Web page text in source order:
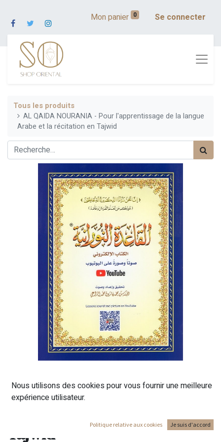
Mon panier 0 Se connecter
Tous les produits
AL QAIDA NOURANIA - Pour l'apprentissage de la langue
Arabe et la récitation en Tajwid
AL QAIDA NOURANIA - Pour
l'apprentissage de la langue
Arabe et la récitation en
Tajwid
Nous utilisons des cookies pour vous fournir une meilleure
expérience utilisateur.
Politique relative aux cookies Je suis d'accord